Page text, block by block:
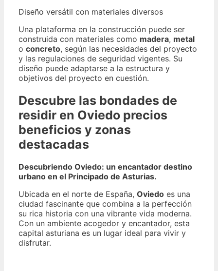
Diseño versátil con materiales diversos
Una plataforma en la construcción puede ser
construida con materiales como madera, metal
o concreto, según las necesidades del proyecto
y las regulaciones de seguridad vigentes. Su
diseño puede adaptarse a la estructura y
objetivos del proyecto en cuestión.
Descubre las bondades de
residir en Oviedo precios
beneficios y zonas
destacadas
Descubriendo Oviedo: un encantador destino
urbano en el Principado de Asturias.
Ubicada en el norte de España, Oviedo es una
ciudad fascinante que combina a la perfección
su rica historia con una vibrante vida moderna.
Con un ambiente acogedor y encantador, esta
capital asturiana es un lugar ideal para vivir y
disfrutar.